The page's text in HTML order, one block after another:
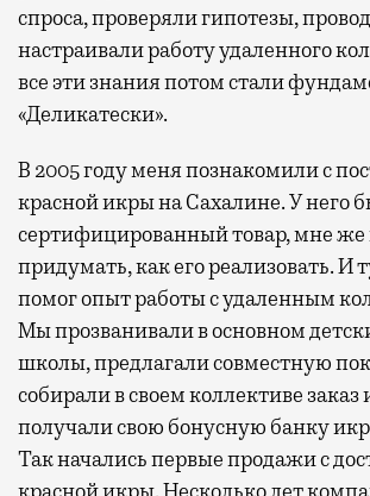
спроса, проверяли гипотезы,
настраивали работу удаленного
все эти знания потом стали
«Деликатески».
В 2005 году меня познакомили с
красной икры на Сахалине. У него
сертифицированный товар, мне же
придумать, как его реализовать. И
помог опыт работы с удаленным
Мы прозванивали в основном
школы, предлагали совместную
собирали в своем коллективе заказ
получали свою бонусную банку
Так начались первые продажи с